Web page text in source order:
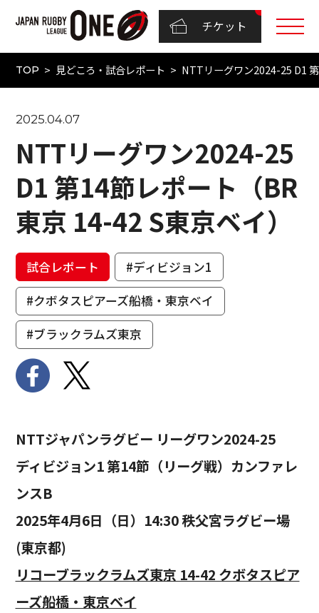
チケット
TOP 見どころ・試合レポート NTTリーグワン2024-25 D1
2025.04.07
NTTリーグワン2024-25
D1 第14節レポート（BR
東京 14-42 S東京ベイ）
試合レポート
#ディビジョン1
#クボタスピアーズ船橋・東京ベイ
#ブラックラムズ東京
NTTジャパンラグビー リーグワン2024-25
ディビジョン1 第14節（リーグ戦）カンファレ
ンスB
2025年4月6日（日）14:30 秩父宮ラグビー場
(東京都)
リコーブラックラムズ東京 14-42 クボタスピア
ーズ船橋・東京ベイ